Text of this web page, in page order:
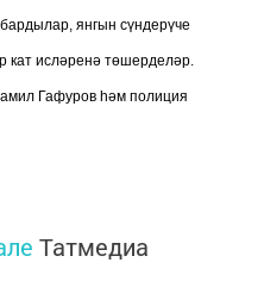
янгын сүндерүче
кат исләренә төшерделәр.
Гафуров һәм полиция
Татмедиа